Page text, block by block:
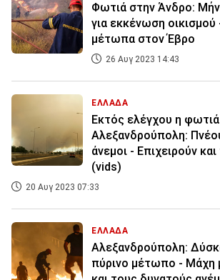
Φωτιά στην Άνδρο:
για εκκένωση οικισμού
μέτωπα στον Έβρο
26 Αυγ 2023 14:43
ΕΛΛΑΔΑ
Εκτός ελέγχου η
Αλεξανδρούπολη:
άνεμοι - Επιχειρούν
(vids)
20 Αυγ 2023 07:33
ΕΛΛΑΔΑ
Αλεξανδρούπολη:
πύρινο μέτωπο - Μάχη